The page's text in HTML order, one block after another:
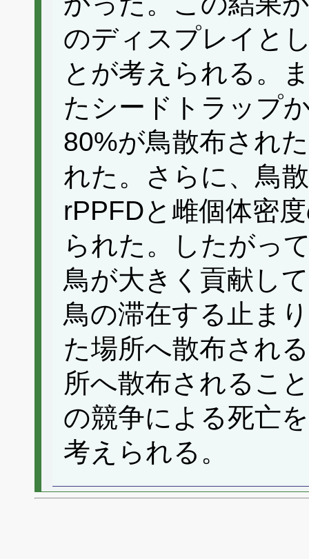
のディスプレイと
とが考えられる。
たシードトラップ
80%が鳥散布され
れた。さらに、鳥
rPPFDと雌個体密
られた。したがっ
鳥が大きく貢献し
鳥の滞在する止ま
た場所へ散布され
所へ散布されるこ
の競争による死亡
考えられる。